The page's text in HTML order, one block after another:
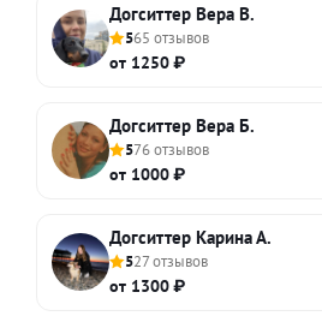
Догситтер Вера В.
565 отзывов
от 1250 ₽
Догситтер Вера Б.
576 отзывов
от 1000 ₽
Догситтер Карина А.
527 отзывов
от 1300 ₽